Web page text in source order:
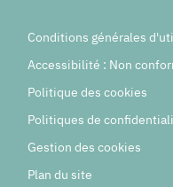
Conditions générales
Accessibilité : Non
Politique des cookies
Politiques de
Gestion des cookies
Plan du site